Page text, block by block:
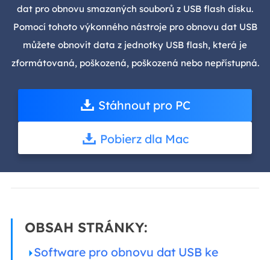
dat pro obnovu smazaných souborů z USB flash disku.
Pomocí tohoto výkonného nástroje pro obnovu dat USB
můžete obnovit data z jednotky USB flash, která je
zformátovaná, poškozená, poškozená nebo nepřístupná.
Stáhnout pro PC
Pobierz dla Mac
OBSAH STRÁNKY:
Software pro obnovu dat USB ke